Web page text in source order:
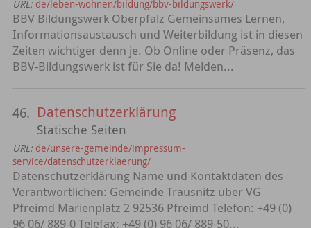
URL: de/leben-wohnen/bildung/bbv-bildungswerk/
BBV Bildungswerk Oberpfalz Gemeinsames Lernen,
Informationsaustausch und Weiterbildung ist in diesen
Zeiten wichtiger denn je. Ob Online oder Präsenz, das
BBV-Bildungswerk ist für Sie da! Melden...
46. Datenschutzerklärung
Statische Seiten
URL: de/unsere-gemeinde/impressum-
service/datenschutzerklaerung/
Datenschutzerklärung Name und Kontaktdaten des
Verantwortlichen: Gemeinde Trausnitz über VG
Pfreimd Marienplatz 2 92536 Pfreimd Telefon: +49 (0)
96 06/ 889-0 Telefax: +49 (0) 96 06/ 889-50...